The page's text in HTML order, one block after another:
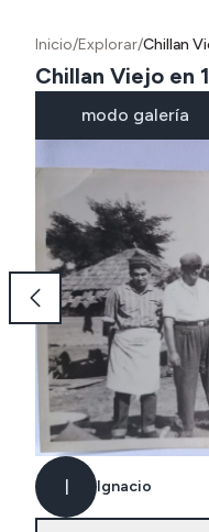
Inicio/Explorar/Chillan
Chillan Viejo en
modo galería
I Ignacio